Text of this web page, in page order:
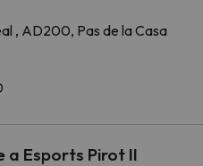
amb la teva cerca.
ha perdut el nord. Quan trobi la
, AD200, Pas de la Casa
a Esports Pirot II